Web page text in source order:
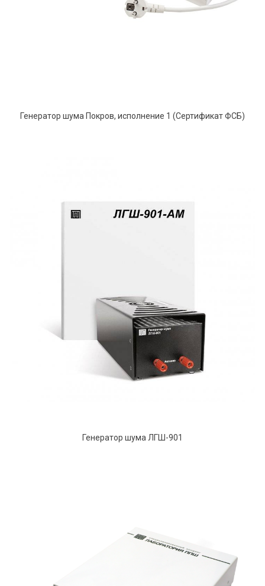
Генератор шума Покров, исполнение 1 (Сертификат ФСБ)
Генератор шума ЛГШ-901